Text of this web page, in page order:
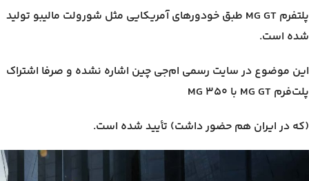
پلتفرم MG GT طبق خودورهای آمریکایی مثل شورولت مالیبو تولید
شده است.
این موضوع در سایت رسمی ام‌جی چین اشاره نشده و صرفا اشتراک
پلت‌فرم MG GT با MG 350
(که در ایران هم حضور داشت) تأیید شده است.